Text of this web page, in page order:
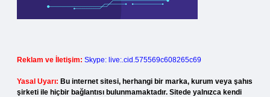
Reklam ve İletişim: Skype: live:.cid.575569c608265c69
Yasal Uyarı: Bu internet sitesi, herhangi bir marka, kurum veya şahıs
şirketi ile hiçbir bağlantısı bulunmamaktadır. Sitede yalnızca kendi